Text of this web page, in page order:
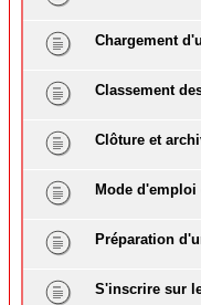
Chargement
Classement
Clôture et
Mode
Préparation
S'inscrire sur